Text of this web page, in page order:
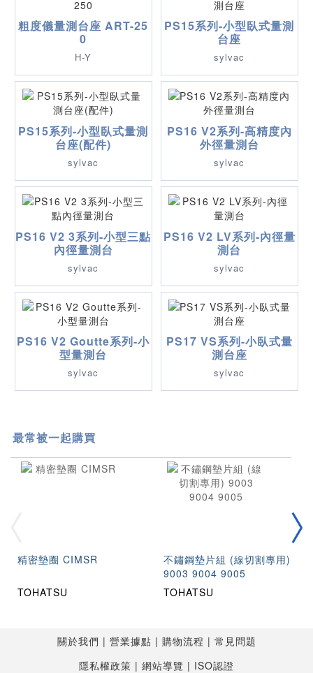
粗度儀量測台座 ART-25
0
H-Y
PS15系列-小型臥式量測
台座
sylvac
PS15系列-小型臥式量測
台座(配件)
sylvac
PS16 V2系列-高精度內
外徑量測台
sylvac
PS16 V2 3系列-小型三點
內徑量測台
sylvac
PS16 V2 LV系列-內徑量
測台
sylvac
PS16 V2 Goutte系列-小
型量測台
sylvac
PS17 VS系列-小臥式量
測台座
sylvac
最常被一起購買
精密墊圈 CIMSR
TOHATSU
不鏽鋼墊片組 (線切割專用)
9003 9004 9005
TOHATSU
關於我們 營業據點 購物流程
常見問題
隱私權政策
網站導覽 ISO認證